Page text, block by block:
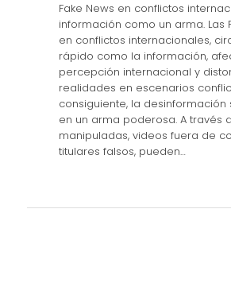
Fake News en conflictos
información como un arma. Las
en conflictos internacionales,
rápido como la información,
percepción internacional y
realidades en escenarios
consiguiente, la desinformación
en un arma poderosa. A través
manipuladas, videos fuera de
titulares falsos, pueden…